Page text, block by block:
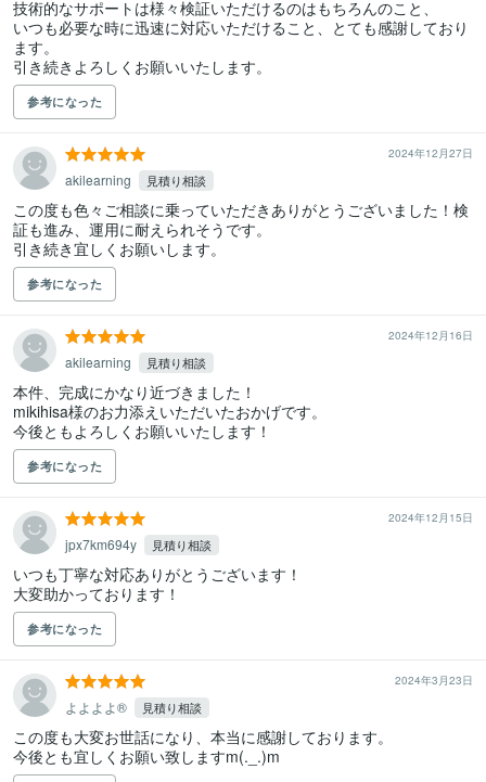
技術的なサポートは様々検証いただけるのはもちろんのこと、
いつも必要な時に迅速に対応いただけること、とても感謝しており
ます。
引き続きよろしくお願いいたします。
参考になった
2024年12月27日
akilearning 見積り相談
この度も色々ご相談に乗っていただきありがとうございました！検
証も進み、運用に耐えられそうです。
引き続き宜しくお願いします。
参考になった
2024年12月16日
akilearning 見積り相談
本件、完成にかなり近づきました！
mikihisa様のお力添えいただいたおかげです。
今後ともよろしくお願いいたします！
参考になった
2024年12月15日
jpx7km694y 見積り相談
いつも丁寧な対応ありがとうございます！
大変助かっております！
参考になった
2024年3月23日
よよよよ®️ 見積り相談
この度も大変お世話になり、本当に感謝しております。
今後とも宜しくお願い致しますm(._.)m